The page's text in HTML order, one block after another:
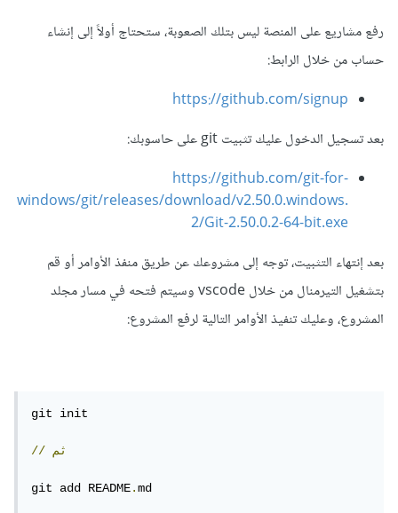
رفع مشاريع على المنصة ليس بتلك الصعوبة، ستحتاج أولاً إلى إنشاء
حساب من خلال الرابط:
https://github.com/signup
بعد تسجيل الدخول عليك تثبيت git على حاسوبك:
https://github.com/git-for-
windows/git/releases/download/v2.50.0.windows.
2/Git-2.50.0.2-64-bit.exe
بعد إنتهاء التثبيت، توجه إلى مشروعك عن طريق منفذ الأوامر أو قم
بتشغيل التيرمنال من خلال vscode وسيتم فتحه في مسار مجلد
المشروع، وعليك تنفيذ الأوامر التالية لرفع المشروع:
git init
// ثم
git add README.md